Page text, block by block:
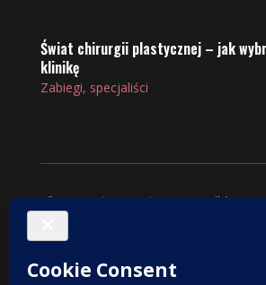
Świat chirurgii plastycznej – jak
klinikę
Zabiegi, specjaliści
© 2025VintageShop. Wszelkie
Do tworzenia tekstów i obrazów